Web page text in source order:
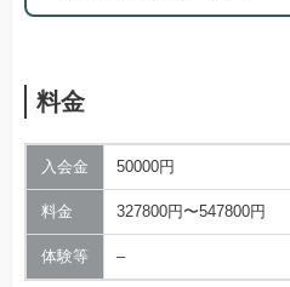
料金
入会金 50000円
料金 327800円〜547800円
体験等 –